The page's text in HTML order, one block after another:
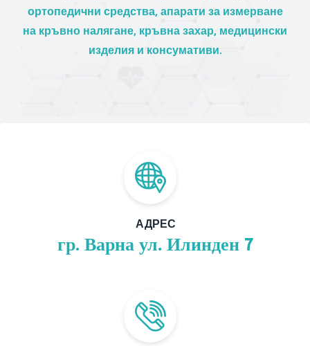
ортопедични средства, апарати за измерване
на кръвно налягане, кръвна захар, медицински
изделия и консумативи.
АДРЕС
гр. Варна ул. Илинден 7